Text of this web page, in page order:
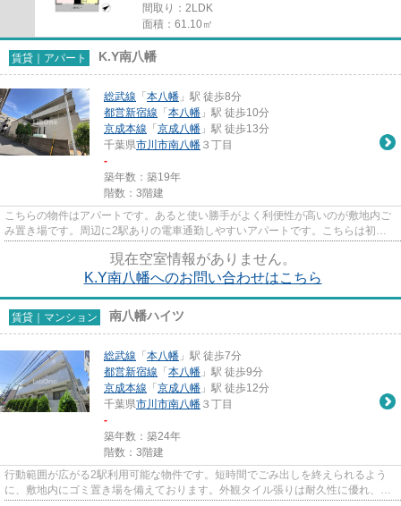
間取り：2LDK
面積：61.10㎡
賃貸｜アパート K.Y南八幡
総武線 「 本八幡 」駅 徒歩8分
都営新宿線 「 本八幡 」駅 徒歩10分
京成本線 「 京成八幡 」駅 徒歩13分
千葉県市川市南八幡 ３丁目
-
築年数：築19年
階数：3階建
こちらの物件はアパートです。あると使い勝手がよく利便性が高いのが敷地内ご
み置き場です。周辺に2駅ありの電車通勤しやすいアパートです。こちらは初期
現在空室情報がありません。
K.Y南八幡へのお問い合わせはこちら
賃貸｜マンション 南八幡ハイツ
総武線 「 本八幡 」駅 徒歩7分
都営新宿線 「 本八幡 」駅 徒歩9分
京成本線 「 京成八幡 」駅 徒歩12分
千葉県市川市南八幡 ３丁目
-
築年数：築24年
階数：3階建
行動範囲が広がる2駅利用可能な物件です。短時間でごみ出しを終えられるよう
に、敷地内にゴミ置き場を備えております。外観タイル張りは耐久性に優れ、管